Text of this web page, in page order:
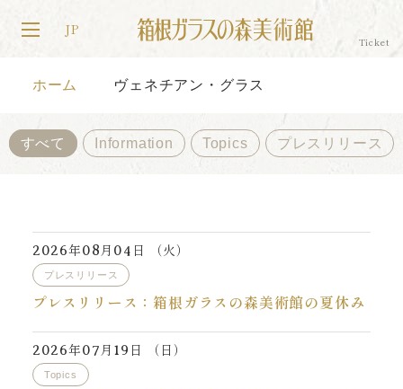
JP
ホーム ヴェネチアン・グラス
すべて Information Topics プレスリリース
2026年08月 04 日 （火）
プレスリリース
プレスリリース：箱根ガラスの森美術館の夏休み
2026年07月 19 日 （日）
Topics